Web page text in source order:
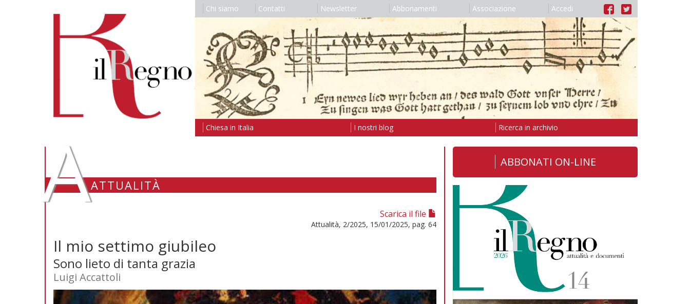
Chi siamo Contatti Newsletter Abbonamenti Associazione Accedi
Chiesa in Italia I nostri blog Ricerca in archivio
AATTUALITÀ
Scarica il file
Attualità, 2/2025, 15/01/2025, pag. 64
Il mio settimo giubileo
Sono lieto di tanta grazia
Luigi Accattoli
ABBONATI ON-LINE